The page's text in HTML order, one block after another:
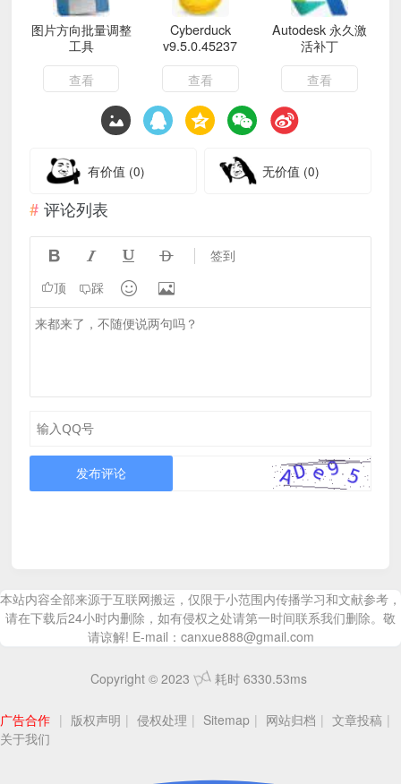
图片方向批量调整
工具
查看
Cyberduck
v9.5.0.45237
查看
Autodesk 永久激
活补丁
查看
有价值 (0) 无价值 (0)
评论列表
    签到
顶 踩  
发布评论
本站内容全部来源于互联网搬运，仅限于小范围内传播学习和文献参考，
请在下载后24小时内删除，如有侵权之处请第一时间联系我们删除。敬
请谅解! E-mail：canxue888@gmail.com
Copyright © 2023 耗时 6330.53ms
广告合作 | 版权声明 | 侵权处理 | Sitemap | 网站归档 | 文章投稿 |
关于我们